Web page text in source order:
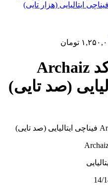
تومان
ورق نقره استیل کد Archaiz